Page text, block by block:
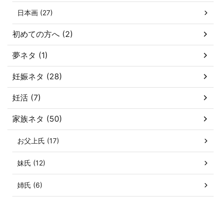
日本画 (27)
初めての方へ (2)
夢ネタ (1)
妊娠ネタ (28)
妊活 (7)
家族ネタ (50)
お父上氏 (17)
妹氏 (12)
姉氏 (6)